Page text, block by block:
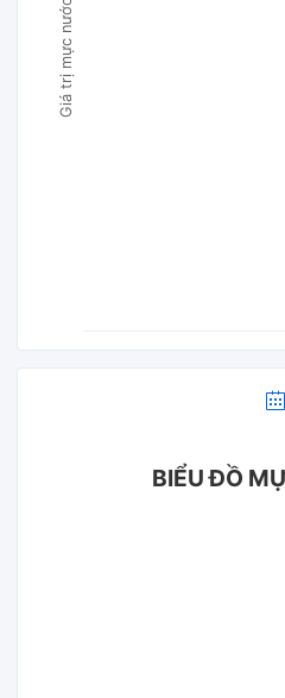
Giá trị mực nước
BIỂU ĐỒ